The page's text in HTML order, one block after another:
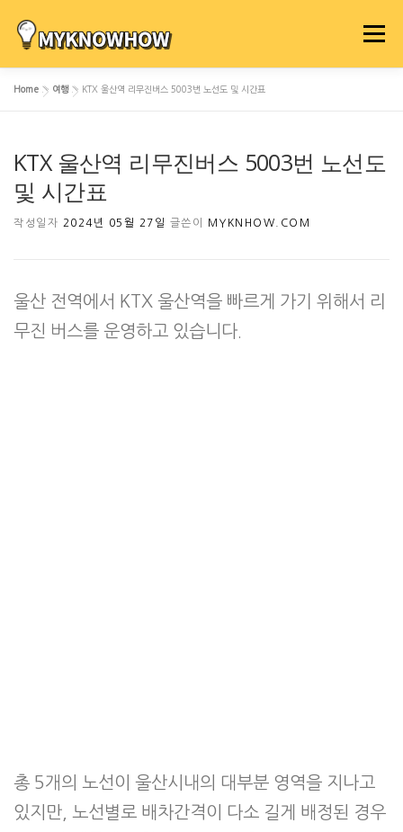
로
메뉴
Home » 여행 » KTX 울산역 리무진버스 5003번 노선도 및 시간표
KTX 울산역 리무진버스 5003번 노선도
및 시간표
작성일자 2024년 05월 27일 글쓴이 MYKNHOW.COM
울산 전역에서 KTX 울산역을 빠르게 가기 위해서 리
무진 버스를 운영하고 있습니다.
총 5개의 노선이 울산시내의 대부분 영역을 지나고
있지만, 노선별로 배차간격이 다소 길게 배정된 경우